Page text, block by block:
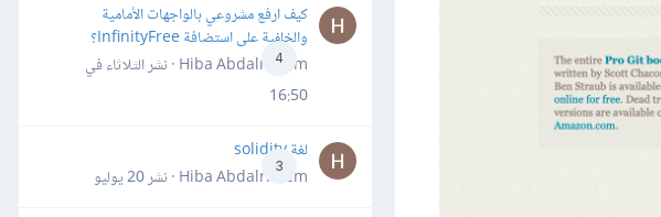
4
كيف ارفع مشروعي بالواجهات الأمامية
والخلفية على استضافة InfinityFree؟
Hiba Abdalrheem · نشر
الثلاثاء في
16:50
3
لغة solidity
Hiba Abdalrheem · نشر
20 يوليو